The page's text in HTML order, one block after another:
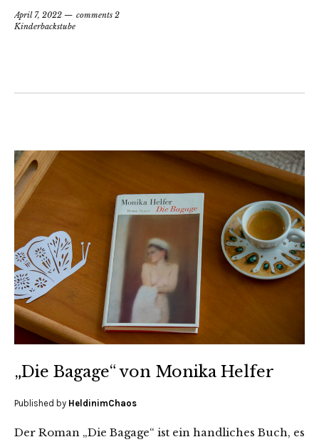
April 7, 2022
comments 2
Kinderbackstube
„Die Bagage“ von Monika Helfer
Published by HeldinimChaos
Der Roman „Die Bagage“ ist ein handliches Buch, es